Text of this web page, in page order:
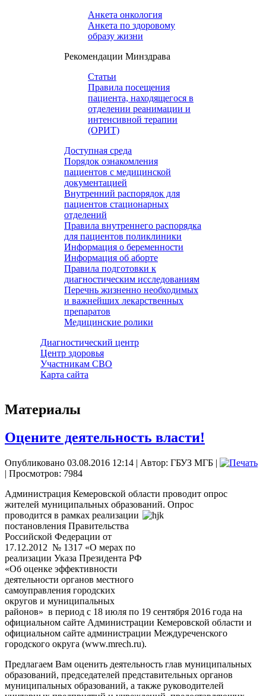
Анкета онкология
Анкета по здоровому
образу жизни
Рекомендации Минздрава
Статьи
Правила посещения
пациента, находящегося в
отделении реанимации и
интенсивной терапии
(ОРИТ)
Доступная среда
Порядок ознакомления
пациентов с медицинской
документацией
Внутренний распорядок для
пациентов стационарных
отделений
Правила внутреннего распорядка
для пациентов поликлиники
Информация о беременности
Информация об аборте
Правила подготовки к
диагностическим исследованиям
Перечнь жизненно необходимых
и важнейших лекарственных
препаратов
Медицинские ролики
Диагностический центр
Центр здоровья
Участникам СВО
Карта сайта
Материалы
Оцените деятельность власти!
Опубликовано 03.08.2016 12:14 | Автор: ГБУЗ МГБ |
| Просмотров: 7984
Администрация Кемеровской области проводит опрос
жителей муниципальных образований. Опрос
проводится в рамках реализации
постановления Правительства
Российской Федерации от
17.12.2012 № 1317 «О мерах по
реализации Указа Президента РФ
«Об оценке эффективности
деятельности органов местного
самоуправления городских
округов и муниципальных
районов» в период с 18 июля по 19 сентября 2016 года на
официальном сайте Администрации Кемеровской области и
официальном сайте администрации Междуреченского
городского округа (www.mrech.ru).
Предлагаем Вам оценить деятельность глав муниципальных
образований, председателей представительных органов
муниципальных образований, а также руководителей